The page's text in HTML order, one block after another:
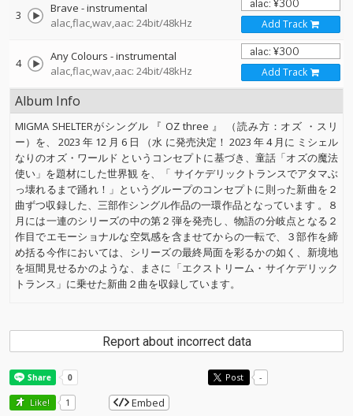
3
Brave - instrumental
alac,flac,wav,aac: 24bit/48kHz
Add Track
4
Any Colours - instrumental
alac,flac,wav,aac: 24bit/48kHz
Add Track
Album Info
MIGMA SHELTERがシングル 『 OZ three 』 （読み方：オズ ・スリ
ー）を、 2023 年 12 月 6 日 （水 に発売決定！ 2023 年 4 月に ミシェル
なりのオズ・ワールド というコンセプトに基づき、童話「オズの魔法
使い」を題材にした世界観 を、「 サイケデリックトランスでアタマぶ
っ壊れるまで踊れ！」というグループのコンセプトに則った新曲を２
曲ずつ収録した、三部作シングル作品の一環作品となっています 。８
月には一連のシリーズの中の第２弾を発売し、物語の分岐点となる２
作目でエモーショナルな空気感を含ませてからの一転で、３部作を締
め括る今作においては、シリーズの最終局面を彩るかの如く、新境地
を垣間見せるかのような、まさに「エクストリーム・サイケデリック
トランス」に乗せた新曲２曲を収録しています。
Report about incorrect data
Post -
Like! 1 Embed